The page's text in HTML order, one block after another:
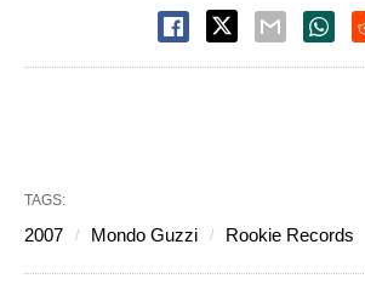
TAGS:
2007 Mondo Guzzi Rookie Records